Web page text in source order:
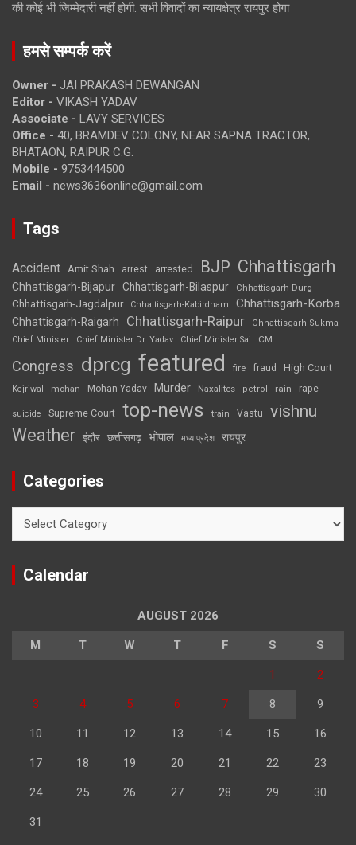
की कोई भी जिम्मेदारी नहीं होगी. सभी विवादों का न्यायक्षेत्र रायपुर होगा
हमसे सम्पर्क करें
Owner - JAI PRAKASH DEWANGAN
Editor - VIKASH YADAV
Associate - LAVY SERVICES
Office - 40, BRAMDEV COLONY, NEAR SAPNA TRACTOR,
BHATAON, RAIPUR C.G.
Mobile - 9753444500
Email - news3636online@gmail.com
Tags
Accident Amit Shah arrest arrested BJP Chhattisgarh
Chhattisgarh-Bijapur Chhattisgarh-Bilaspur Chhattisgarh-Durg
Chhattisgarh-Jagdalpur Chhattisgarh-Kabirdham Chhattisgarh-Korba
Chhattisgarh-Raigarh Chhattisgarh-Raipur
Chhattisgarh-Sukma
Chief Minister
Chief Minister Dr. Yadav Chief Minister Sai CM
Congress dprcg featured fire fraud High Court
Kejriwal mohan Mohan Yadav Murder Naxalites petrol rain rape
suicide Supreme Court top-news train Vastu vishnu
Weather इंदौर छत्तीसगढ़ भोपाल मध्य प्रदेश रायपुर
Categories
Calendar
AUGUST 2026
M T W T F S S
1 2
3 4 5 6 7 8 9
10 11 12 13 14 15 16
17 18 19 20 21 22 23
24 25 26 27 28 29 30
31